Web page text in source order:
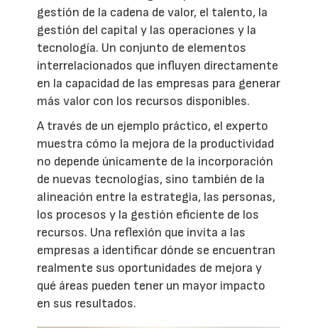
gestión de la cadena de valor, el talento, la
gestión del capital y las operaciones y la
tecnología. Un conjunto de elementos
interrelacionados que influyen directamente
en la capacidad de las empresas para generar
más valor con los recursos disponibles.
A través de un ejemplo práctico, el experto
muestra cómo la mejora de la productividad
no depende únicamente de la incorporación
de nuevas tecnologías, sino también de la
alineación entre la estrategia, las personas,
los procesos y la gestión eficiente de los
recursos. Una reflexión que invita a las
empresas a identificar dónde se encuentran
realmente sus oportunidades de mejora y
qué áreas pueden tener un mayor impacto
en sus resultados.